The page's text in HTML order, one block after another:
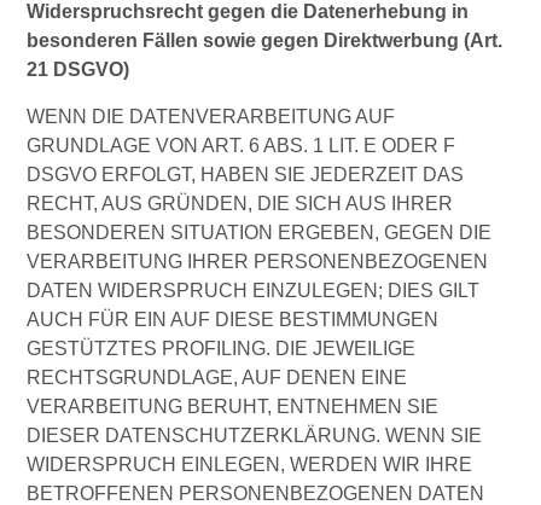
Widerspruchsrecht gegen die Datenerhebung in
besonderen Fällen sowie gegen Direktwerbung (Art.
21 DSGVO)
WENN DIE DATENVERARBEITUNG AUF
GRUNDLAGE VON ART. 6 ABS. 1 LIT. E ODER F
DSGVO ERFOLGT, HABEN SIE JEDERZEIT DAS
RECHT, AUS GRÜNDEN, DIE SICH AUS IHRER
BESONDEREN SITUATION ERGEBEN, GEGEN DIE
VERARBEITUNG IHRER PERSONENBEZOGENEN
DATEN WIDERSPRUCH EINZULEGEN; DIES GILT
AUCH FÜR EIN AUF DIESE BESTIMMUNGEN
GESTÜTZTES PROFILING. DIE JEWEILIGE
RECHTSGRUNDLAGE, AUF DENEN EINE
VERARBEITUNG BERUHT, ENTNEHMEN SIE
DIESER DATENSCHUTZERKLÄRUNG. WENN SIE
WIDERSPRUCH EINLEGEN, WERDEN WIR IHRE
BETROFFENEN PERSONENBEZOGENEN DATEN